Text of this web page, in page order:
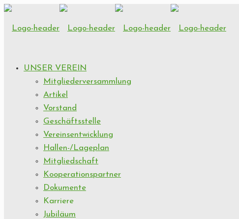
UNSER VEREIN
Mitgliederversammlung
Artikel
Vorstand
Geschäftsstelle
Vereinsentwicklung
Hallen-/Lageplan
Mitgliedschaft
Kooperationspartner
Dokumente
Karriere
Jubiläum